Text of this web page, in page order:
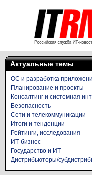
Актуальные темы
ОС и разработка
Планирование и проекты
Консалтинг и системная
Безопасность
Сети и телекоммуникации
Итоги и тенденции
Рейтинги, исследования
ИТ-бизнес
Государство и ИТ
Дистрибьюторы/